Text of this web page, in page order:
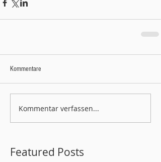
Kommentare
Kommentar verfassen...
Featured Posts